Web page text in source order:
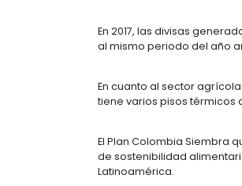
desarrollar la
superior a los 500
Según el ranking
laboral, la ley
un 38,5%.